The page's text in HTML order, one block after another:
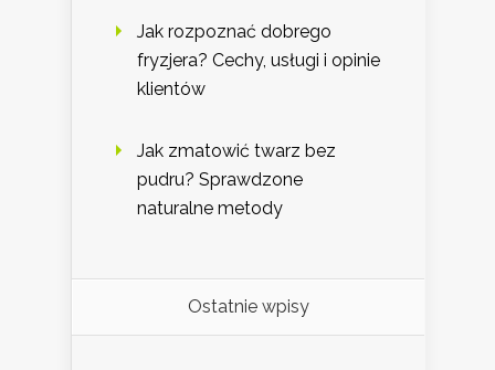
Jak rozpoznać dobrego
fryzjera? Cechy, usługi i opinie
klientów
Jak zmatowić twarz bez
pudru? Sprawdzone
naturalne metody
Ostatnie wpisy